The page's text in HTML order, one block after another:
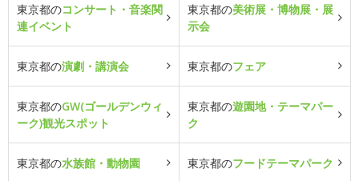
東京都のコンサート・音楽関
連イベント
東京都の美術展・博物展・展
示会
東京都の演劇・講演会 東京都のフェア
東京都のGW(ゴールデンウィ
ーク)観光スポット
東京都の遊園地・テーマパー
ク
東京都の水族館・動物園 東京都のフードテーマパーク